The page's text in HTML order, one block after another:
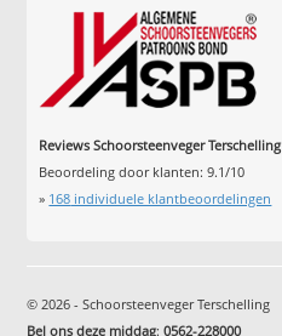
Reviews Schoorsteenveger Terschelling
Beoordeling door klanten:9.1/10
» 168 individuele klantbeoordelingen
© 2026 - Schoorsteenveger Terschelling
Bel ons deze middag:0562-228000